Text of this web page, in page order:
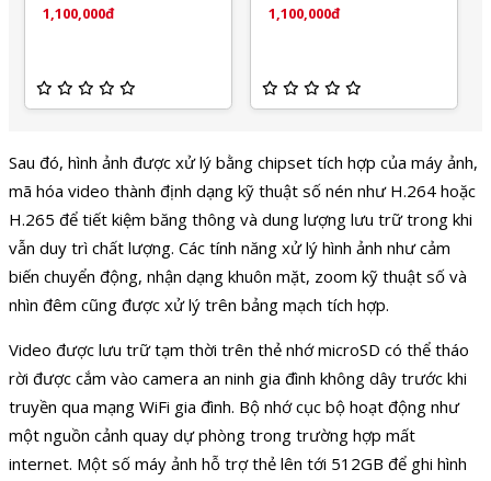
1,100,000đ
1,100,000đ
Sau đó, hình ảnh được xử lý bằng chipset tích hợp của máy ảnh,
mã hóa video thành định dạng kỹ thuật số nén như H.264 hoặc
H.265 để tiết kiệm băng thông và dung lượng lưu trữ trong khi
vẫn duy trì chất lượng. Các tính năng xử lý hình ảnh như cảm
biến chuyển động, nhận dạng khuôn mặt, zoom kỹ thuật số và
nhìn đêm cũng được xử lý trên bảng mạch tích hợp.
Video được lưu trữ tạm thời trên thẻ nhớ microSD có thể tháo
rời được cắm vào camera an ninh gia đình không dây trước khi
truyền qua mạng WiFi gia đình. Bộ nhớ cục bộ hoạt động như
một nguồn cảnh quay dự phòng trong trường hợp mất
internet. Một số máy ảnh hỗ trợ thẻ lên tới 512GB để ghi hình